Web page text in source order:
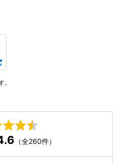
（全260件）